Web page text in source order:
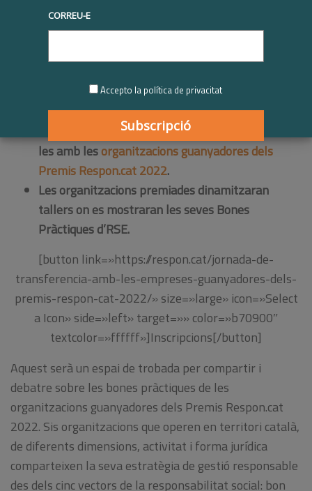
El proper 16 de febrer tindrà lloc la Jornada
virtual de Transferència de bones pràctiques de
les amb lesorganitzacions guanyadores dels
Premis Respon.cat 2022.
Les organitzacions premiades dinamitzaran
tallers on es mostraran les seves Bones
Pràctiques d’RSE.
[button link=»https://respon.cat/jornada-de-
transferencia-amb-les-empreses-guanyadores-dels-
premis-respon-cat-2022/» size=»large» icon=»Select
a Icon» side=»left» target=»» color=»b70900″
textcolor=»ffffff»]Inscripcions[/button]
Aquest serà un espai de trobada per compartir i
debatre sobre les bones pràctiques de les
organitzacions guanyadores dels Premis Respon.cat
2022. Sis organitzacions que operen en territori català,
de diferents dimensions, activitat i forma jurídica
comparteixen la seva estratègia de gestió responsable
des dels cinc vectors de la responsabilitat social: bon
CORREU-E
Accepto la política de privacitat